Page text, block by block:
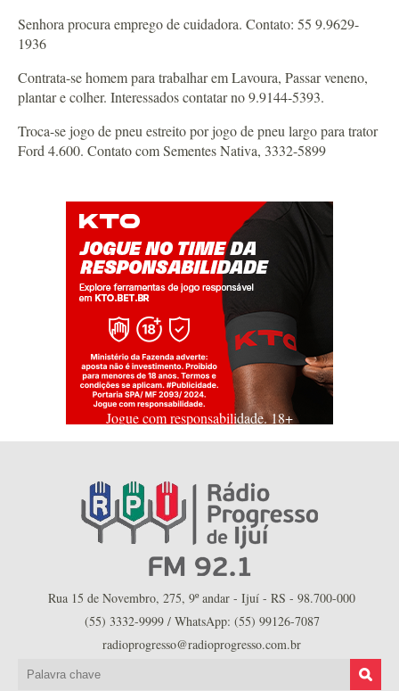
Senhora procura emprego de cuidadora. Contato: 55 9.9629-
1936
Contrata-se homem para trabalhar em Lavoura, Passar veneno,
plantar e colher. Interessados contatar no 9.9144-5393.
Troca-se jogo de pneu estreito por jogo de pneu largo para trator
Ford 4.600. Contato com Sementes Nativa, 3332-5899
Jogue com responsabilidade. 18+
Rua 15 de Novembro, 275, 9º andar - Ijuí - RS - 98.700-000
(55) 3332-9999 / WhatsApp: (55) 99126-7087
radioprogresso@radioprogresso.com.br